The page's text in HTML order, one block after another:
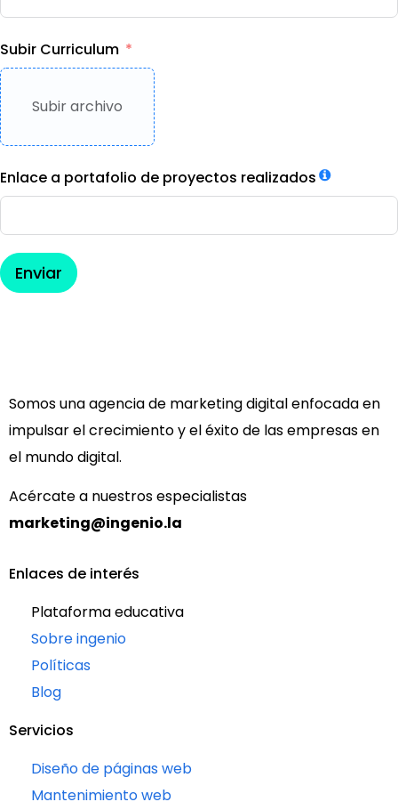
Subir Curriculum
Subir archivo
Enlace a portafolio de proyectos realizados
Enviar
Somos una agencia de marketing digital enfocada en
impulsar el crecimiento y el éxito de las empresas en
el mundo digital.
Acércate a nuestros especialistas
marketing@ingenio.la
Enlaces de interés
Plataforma educativa
Sobre ingenio
Políticas
Blog
Servicios
Diseño de páginas web
Mantenimiento web